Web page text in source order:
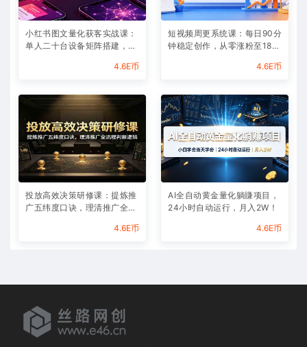
小红书图文量化获客实战课：
单人二十台设备矩阵搭建，标
4.6E币
短视频周更系统课：每日90分
钟稳定创作，从零涨粉至180
4.6E币
投放高效决策研修课：提炼推
广五纬度口诀，理清推广全流
4.6E币
AI全自动黄金量化躺賺项目，
24小时自动运行，月入2W！
4.6E币